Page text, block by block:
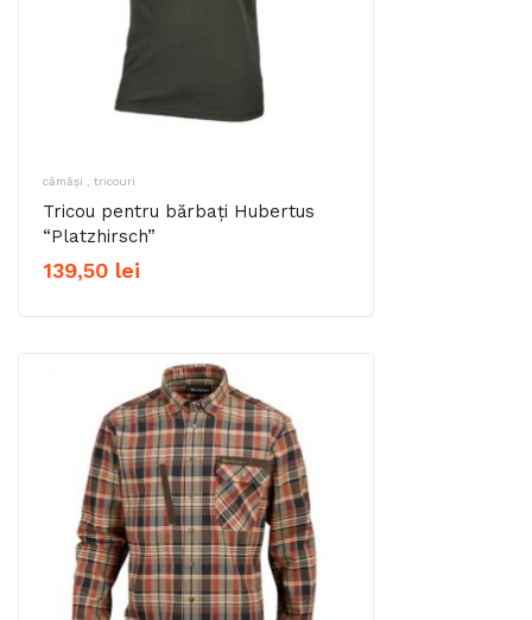
cămăși , tricouri
Tricou pentru bărbați Hubertus
“Platzhirsch”
139,50 lei